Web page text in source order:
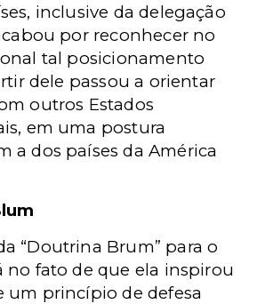
inclusive da delegação
por reconhecer no
tal posicionamento
dele passou a orientar
outros Estados
em uma postura
a dos países da América
“Doutrina Brum” para o
no fato de que ela inspirou
um princípio de defesa